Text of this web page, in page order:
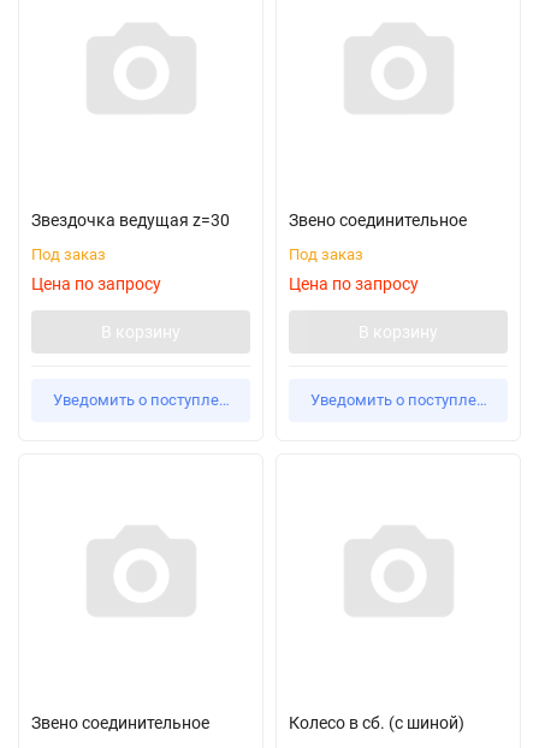
Звездочка ведущая z=30
Под заказ
Цена по запросу
В корзину
Уведомить о поступлении
Звено соединительное
Под заказ
Цена по запросу
В корзину
Уведомить о поступлении
Звено соединительное Колесо в сб. (с шиной)